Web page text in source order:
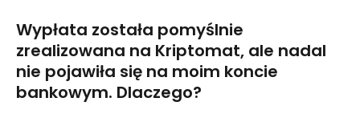
Wypłata została pomyślnie
zrealizowana na Kriptomat, ale nadal
nie pojawiła się na moim koncie
bankowym. Dlaczego?